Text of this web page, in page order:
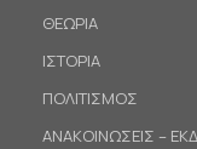
ΘΕΩΡΙΑ
ΙΣΤΟΡΙΑ
ΠΟΛΙΤΙΣΜΟΣ
ΑΝΑΚΟΙΝΩΣΕΙΣ –